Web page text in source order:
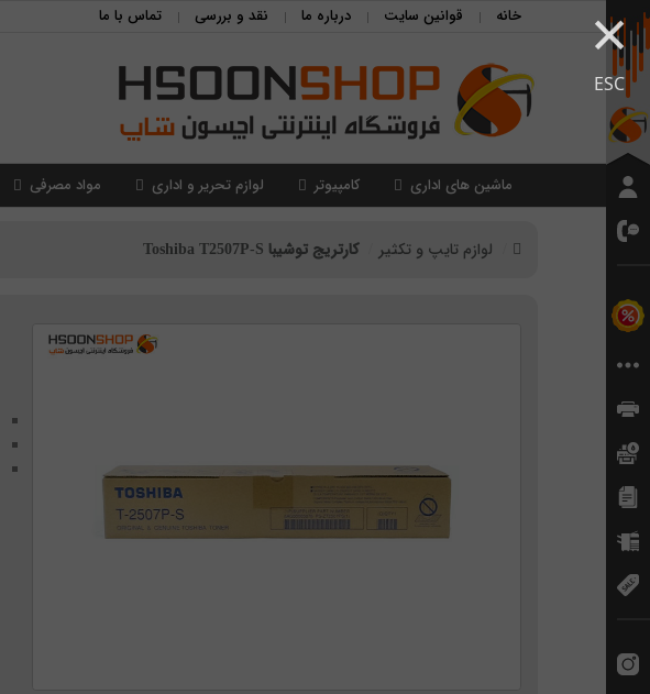
×
ESC
خانه قوانین سایت درباره ما نقد و بررسی تماس با ما
ماشین های اداری کامپیوتر لوازم تحریر و اداری مواد مصرفی
لوازم تایپ و تکثیر کارتریج توشیبا Toshiba T2507P-S